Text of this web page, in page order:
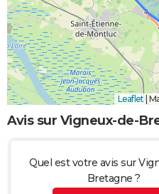
Leaflet|
Avis sur Vigneux-de-
Quel est votre avis sur
Bretagne ?